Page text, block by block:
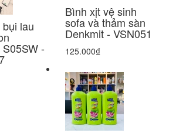
lau
-
Bình xịt vệ sinh
sofa và thảm sàn
Denkmit - VSN051
125.000₫